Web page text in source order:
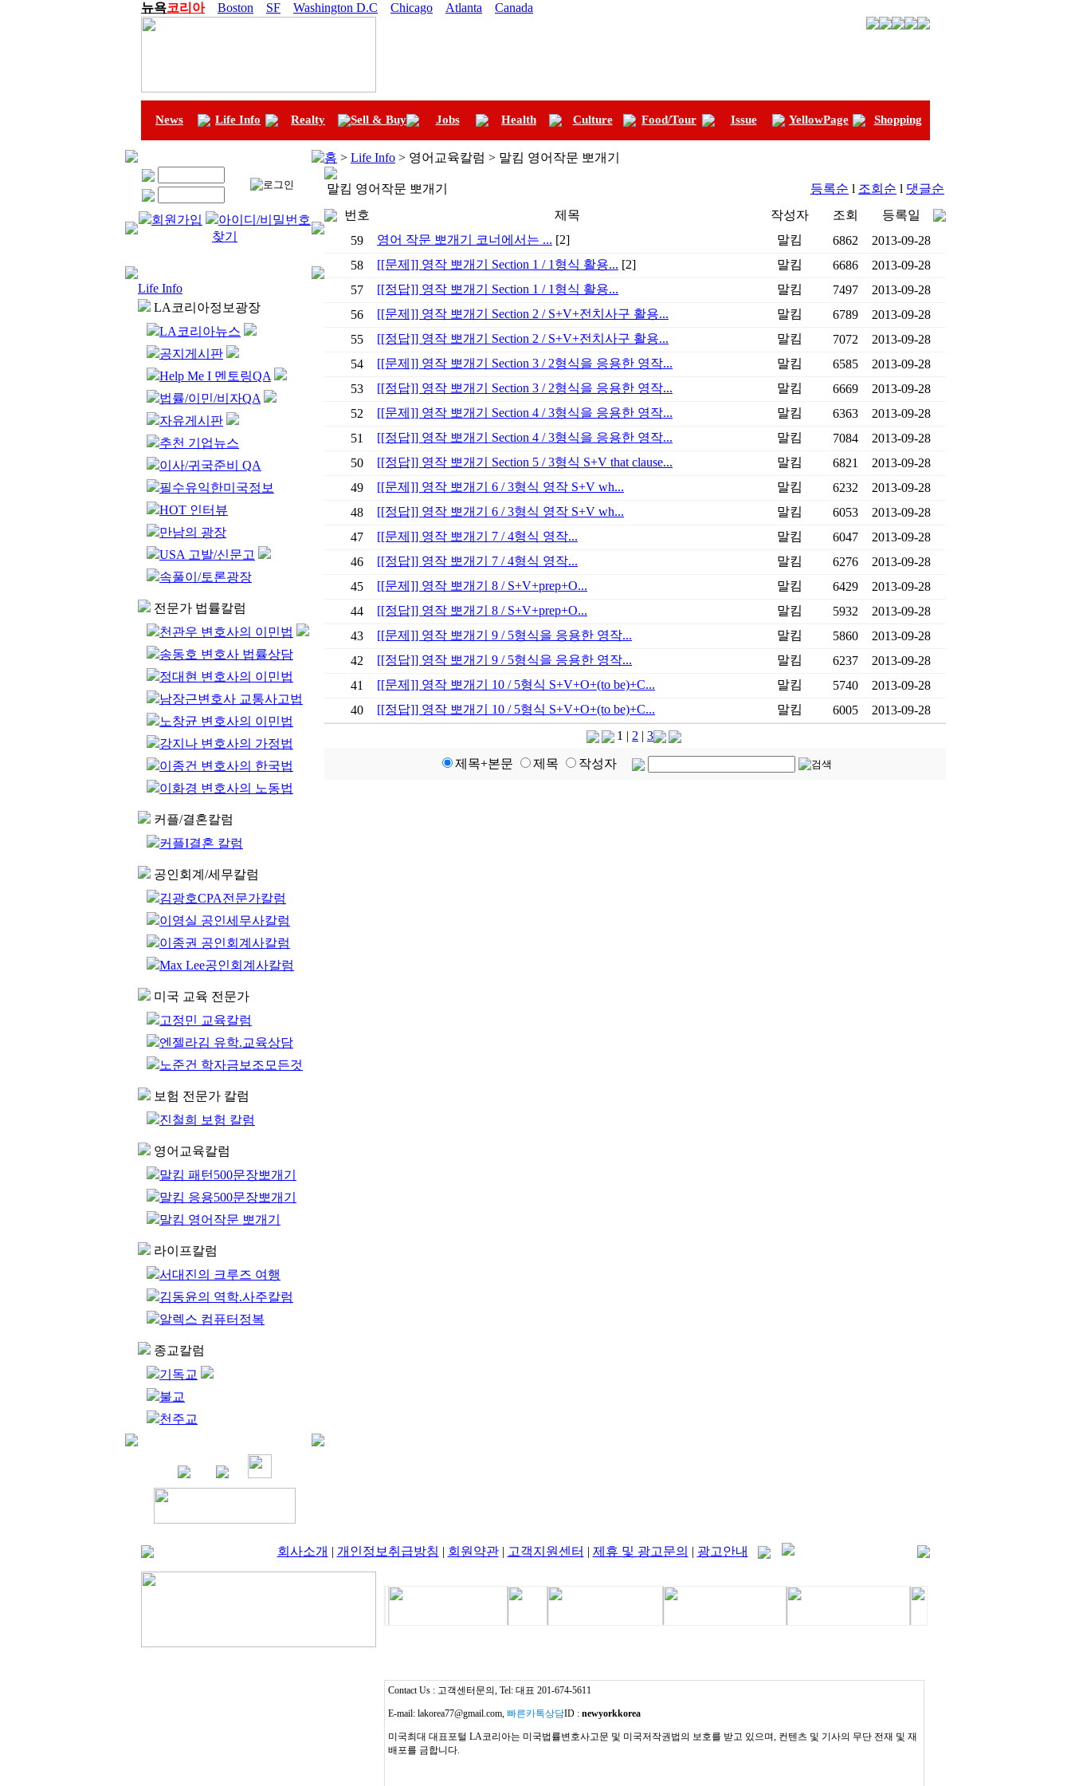
뉴욕코리아 Boston SF Washington D.C Chicago Atlanta Canada
News Life Info Realty Sell & Buy Jobs Health Culture Food/Tour Issue YellowPage Shopping
회원가입
아이디/비밀번호
찾기
Life Info
LA코리아정보광장
LA코리아뉴스
공지게시판
Help Me I 멘토링QA
법률/이민/비자QA
자유게시판
추천 기업뉴스
이사/귀국준비 QA
필수유익한미국정보
HOT 인터뷰
만남의 광장
USA 고발/신문고
속풀이/토론광장
전문가 법률칼럼
천관우 변호사의 이민법
송동호 변호사 법률상담
정대현 변호사의 이민법
남장근변호사 교통사고법
노창균 변호사의 이민법
강지나 변호사의 가정법
이종건 변호사의 한국법
이화경 변호사의 노동법
커플/결혼칼럼
커플I결혼 칼럼
공인회계/세무칼럼
김광호CPA전문가칼럼
이영실 공인세무사칼럼
이종권 공인회계사칼럼
Max Lee공인회계사칼럼
미국 교육 전문가
고정민 교육칼럼
엔젤라김 유학.교육상담
노준건 학자금보조모든것
보험 전문가 칼럼
진철희 보험 칼럼
영어교육칼럼
말킴 패턴500문장뽀개기
말킴 응용500문장뽀개기
말킴 영어작문 뽀개기
라이프칼럼
서대진의 크루즈 여행
김동윤의 역학.사주칼럼
알렉스 컴퓨터정복
종교칼럼
기독교
불교
천주교
홈 > Life Info > 영어교육칼럼 > 말킴 영어작문 뽀개기
말킴 영어작문 뽀개기 등록순 l 조회순 l 댓글순
번호
제목 작성자 조회
등록일
59
영어 작문 뽀개기 코너에서는 ... [2] 말킴 6862
2013-09-28
58
[[문제]] 영작 뽀개기 Section 1 / 1형식 활용... [2] 말킴 6686
2013-09-28
57
[[정답]] 영작 뽀개기 Section 1 / 1형식 활용... 말킴 7497
2013-09-28
56
[[문제]] 영작 뽀개기 Section 2 / S+V+전치사구 활용... 말킴 6789
2013-09-28
55
[[정답]] 영작 뽀개기 Section 2 / S+V+전치사구 활용... 말킴 7072
2013-09-28
54
[[문제]] 영작 뽀개기 Section 3 / 2형식을 응용한 영작... 말킴 6585
2013-09-28
53
[[정답]] 영작 뽀개기 Section 3 / 2형식을 응용한 영작... 말킴 6669
2013-09-28
52
[[문제]] 영작 뽀개기 Section 4 / 3형식을 응용한 영작... 말킴 6363
2013-09-28
51
[[정답]] 영작 뽀개기 Section 4 / 3형식을 응용한 영작... 말킴 7084
2013-09-28
50
[[정답]] 영작 뽀개기 Section 5 / 3형식 S+V that clause... 말킴 6821
2013-09-28
49
[[문제]] 영작 뽀개기 6 / 3형식 영작 S+V wh... 말킴 6232
2013-09-28
48
[[정답]] 영작 뽀개기 6 / 3형식 영작 S+V wh... 말킴 6053
2013-09-28
47
[[문제]] 영작 뽀개기 7 / 4형식 영작... 말킴 6047
2013-09-28
46
[[정답]] 영작 뽀개기 7 / 4형식 영작... 말킴 6276
2013-09-28
45
[[문제]] 영작 뽀개기 8 / S+V+prep+O... 말킴 6429
2013-09-28
44
[[정답]] 영작 뽀개기 8 / S+V+prep+O... 말킴 5932
2013-09-28
43
[[문제]] 영작 뽀개기 9 / 5형식을 응용한 영작... 말킴 5860
2013-09-28
42
[[정답]] 영작 뽀개기 9 / 5형식을 응용한 영작... 말킴 6237
2013-09-28
41
[[문제]] 영작 뽀개기 10 / 5형식 S+V+O+(to be)+C... 말킴 5740
2013-09-28
40
[[정답]] 영작 뽀개기 10 / 5형식 S+V+O+(to be)+C... 말킴 6005
2013-09-28
1 | 2 | 3
제목+본문 제목 작성자
회사소개 | 개인정보취급방침 | 회원약관| 고객지원센터 | 제휴 및 광고문의 | 광고안내
Contact Us : 고객센터문의, Tel: 대표 201-674-5611
E-mail: lakorea77@gmail.com, 빠른카톡상담ID : newyorkkorea
미국최대 대표포털 LA코리아는 미국법률변호사고문 및 미국저작권법의 보호를 받고 있으며, 컨텐츠 및 기사의 무단 전재 및 재
배포를 금합니다.